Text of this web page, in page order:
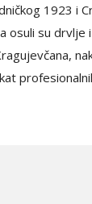
1923 i
osuli su drvlje